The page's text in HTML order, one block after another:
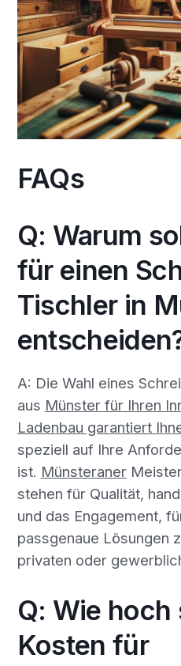
FAQs
Q: Warum
für einen
Tischler in
A: Die Wahl eines
aus Münster für Ihren
Ladenbau garantiert
speziell auf Ihre
ist. Münsteraner
stehen für Qualität,
und das Engagement,
passgenaue Lösungen
privaten oder
Q: Wie hoch
Kosten für